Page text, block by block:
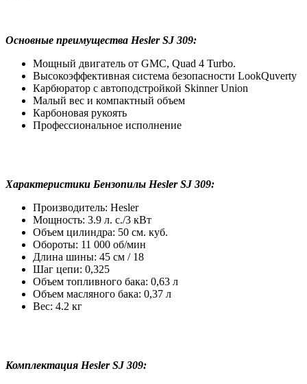
Основные преимущества Hesler SJ 309:
Мощный двигатель от GMC, Quad 4 Turbo.
Высокоэффективная система безопасности LookQuverty
Карбюратор с автоподстройкой Skinner Union
Малый вес и компактный объем
Карбоновая рукоять
Профессиональное исполнение
Характеристики Бензопилы Hesler SJ 309:
Производитель: Hesler
Мощность: 3.9 л. с./3 кВт
Объем цилиндра: 50 см. куб.
Обороты: 11 000 об/мин
Длина шины: 45 см / 18
Шаг цепи: 0,325
Объем топливного бака: 0,63 л
Объем масляного бака: 0,37 л
Вес: 4.2 кг
Комплектация Hesler SJ 309: